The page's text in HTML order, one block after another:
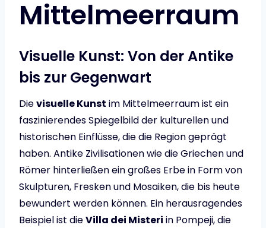
Mittelmeerraum
Visuelle Kunst: Von der Antike
bis zur Gegenwart
Dievisuelle Kunst im Mittelmeerraum ist ein
faszinierendes Spiegelbild der kulturellen und
historischen Einflüsse, die die Region geprägt
haben. Antike Zivilisationen wie die Griechen und
Römer hinterließen ein großes Erbe in Form von
Skulpturen, Fresken und Mosaiken, die bis heute
bewundert werden können. Ein herausragendes
Beispiel ist dieVilla dei Misteri in Pompeji, die